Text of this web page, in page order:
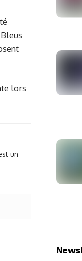
lors
un